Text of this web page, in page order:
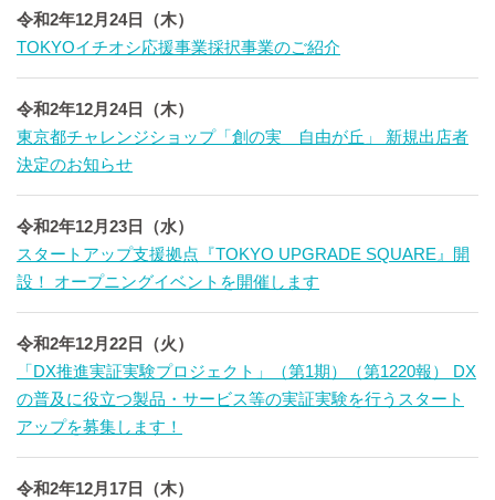
令和2年12月24日（木）
TOKYOイチオシ応援事業採択事業のご紹介
令和2年12月24日（木）
東京都チャレンジショップ「創の実 自由が丘」 新規出店者
決定のお知らせ
令和2年12月23日（水）
スタートアップ支援拠点『TOKYO UPGRADE SQUARE』開
設！ オープニングイベントを開催します
令和2年12月22日（火）
「DX推進実証実験プロジェクト」（第1期）（第1220報） DX
の普及に役立つ製品・サービス等の実証実験を行うスタート
アップを募集します！
令和2年12月17日（木）